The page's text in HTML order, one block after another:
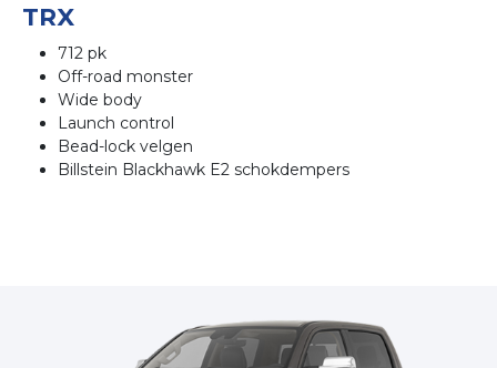
TRX
712 pk
Off-road monster
Wide body
Launch control
Bead-lock velgen
Billstein Blackhawk E2 schokdempers